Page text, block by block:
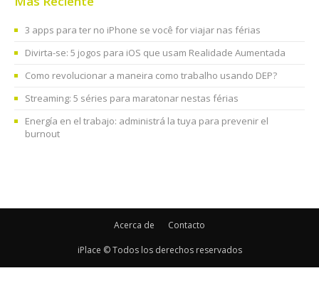
3 apps para ter no iPhone se você for viajar nas férias
Divirta-se: 5 jogos para iOS que usam Realidade Aumentada
Como revolucionar a maneira como trabalho usando DEP?
Streaming: 5 séries para maratonar nestas férias
Energía en el trabajo: administrá la tuya para prevenir el
burnout
Acerca de Contacto
iPlace © Todos los derechos reservados